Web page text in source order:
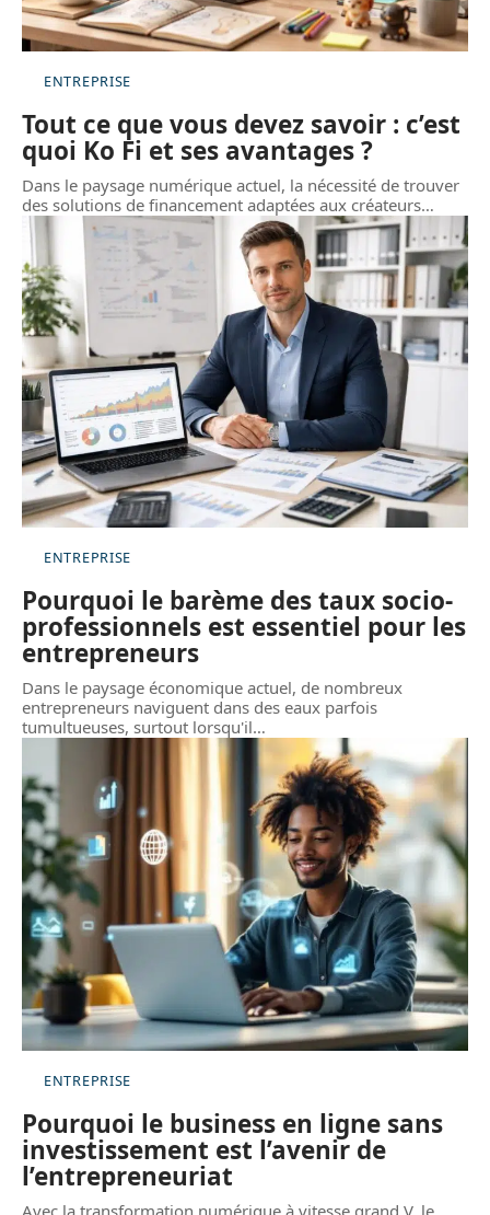
ENTREPRISE
Tout ce que vous devez savoir : c’est
quoi Ko Fi et ses avantages ?
Dans le paysage numérique actuel, la nécessité de trouver
des solutions de financement adaptées aux créateurs…
ENTREPRISE
Pourquoi le barème des taux socio-
professionnels est essentiel pour les
entrepreneurs
Dans le paysage économique actuel, de nombreux
entrepreneurs naviguent dans des eaux parfois
tumultueuses, surtout lorsqu'il…
ENTREPRISE
Pourquoi le business en ligne sans
investissement est l’avenir de
l’entrepreneuriat
Avec la transformation numérique à vitesse grand V, le